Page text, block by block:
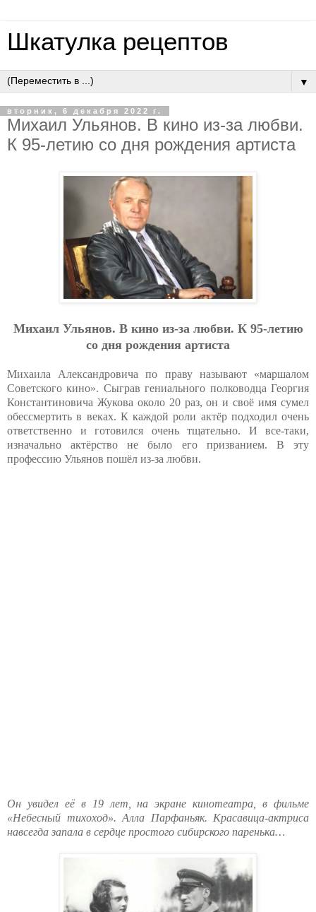
Шкатулка рецептов
▼
вторник, 6 декабря 2022 г.
Михаил Ульянов. В кино из-за любви.
К 95-летию со дня рождения артиста
Михаил Ульянов. В кино из-за любви. К 95-летию
со дня рождения артиста
Михаила Александровича по праву называют «маршалом
Советского кино». Сыграв гениального полководца Георгия
Константиновича Жукова около 20 раз, он и своё имя сумел
обессмертить в веках. К каждой роли актёр подходил очень
ответственно и готовился очень тщательно. И все-таки,
изначально актёрство не было его призванием. В эту
профессию Ульянов пошёл из-за любви.
Он увидел её в 19 лет, на экране кинотеатра, в фильме
«Небесный тихоход». Алла Парфаньяк. Красавица-актриса
навсегда запала в сердце простого сибирского паренька…